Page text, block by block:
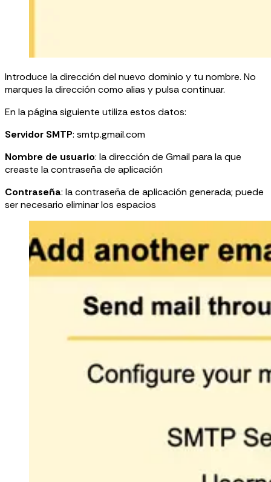
Introduce la dirección del nuevo dominio y tu nombre. No
marques la dirección como alias y pulsa continuar.
En la página siguiente utiliza estos datos:
Servidor SMTP: smtp.gmail.com
Nombre de usuario: la dirección de Gmail para la que
creaste la contraseña de aplicación
Contraseña: la contraseña de aplicación generada; puede
ser necesario eliminar los espacios